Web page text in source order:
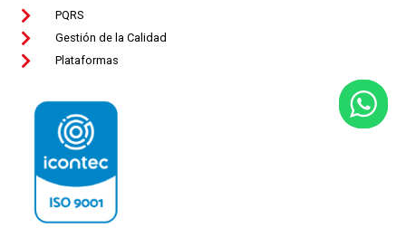
PQRS
Gestión de la Calidad
Plataformas